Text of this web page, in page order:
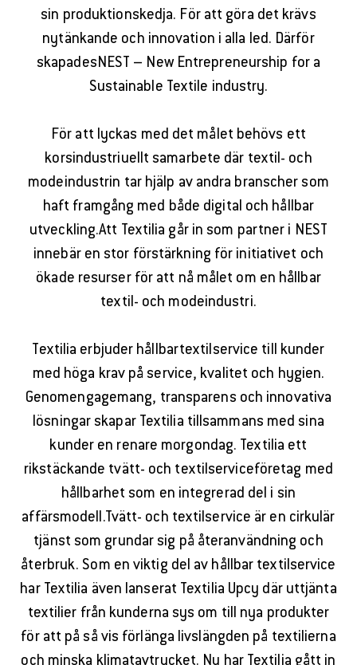
sin produktionskedja. För att göra det krävs
nytänkande och innovation i alla led. Därför
skapadesNEST – New Entrepreneurship for a
Sustainable Textile industry.
För att lyckas med det målet behövs ett
korsindustriuellt samarbete där textil- och
modeindustrin tar hjälp av andra branscher som
haft framgång med både digital och hållbar
utveckling.Att Textilia går in som partner i NEST
innebär en stor förstärkning för initiativet och
ökade resurser för att nå målet om en hållbar
textil- och modeindustri.
Textilia erbjuder hållbartextilservice till kunder
med höga krav på service, kvalitet och hygien.
Genomengagemang, transparens och innovativa
lösningar skapar Textilia tillsammans med sina
kunder en renare morgondag. Textilia ett
rikstäckande tvätt- och textilserviceföretag med
hållbarhet som en integrerad del i sin
affärsmodell.Tvätt- och textilservice är en cirkulär
tjänst som grundar sig på återanvändning och
återbruk. Som en viktig del av hållbar textilservice
har Textilia även lanserat Textilia Upcy där uttjänta
textilier från kunderna sys om till nya produkter
för att på så vis förlänga livslängden på textilierna
och minska klimatavtrycket. Nu har Textilia gått in